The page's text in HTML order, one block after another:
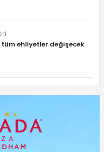
tüm ehliyetler değişecek